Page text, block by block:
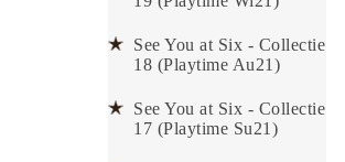
See You at Six - Collectie
18 (Playtime Au21)
See You at Six - Collectie
17 (Playtime Su21)